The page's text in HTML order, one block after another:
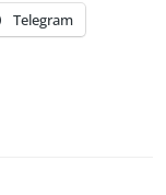
Telegram